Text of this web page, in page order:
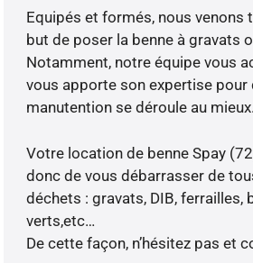
Equipés et formés, nous venons
but de poser la benne à gravats
Notamment, notre équipe vous
vous apporte son expertise pour
manutention se déroule au mieux.
Votre location de benne Spay
donc de vous débarrasser de
déchets : gravats, DIB, ferrailles,
verts,etc…
De cette façon, n’hésitez pas et